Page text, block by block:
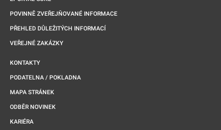
POVINNĚ ZVEŘEJŇOVANÉ INFORMACE
PŘEHLED DŮLEŽITÝCH INFORMACÍ
VEŘEJNÉ ZAKÁZKY
KONTAKTY
PODATELNA / POKLADNA
MAPA STRÁNEK
ODBĚR NOVINEK
KARIÉRA